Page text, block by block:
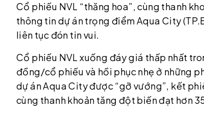
Cổ phiếu NVL “thăng hoa”, cùng thanh
thông tin dự án trọng điểm Aqua City
liên tục đón tin vui.
Cổ phiếu NVL xuống đáy giá thấp nhất
đồng/cổ phiếu và hồi phục nhẹ ở những
dự án Aqua City được “gỡ vướng”, kết
cùng thanh khoản tăng đột biến đạt hơn